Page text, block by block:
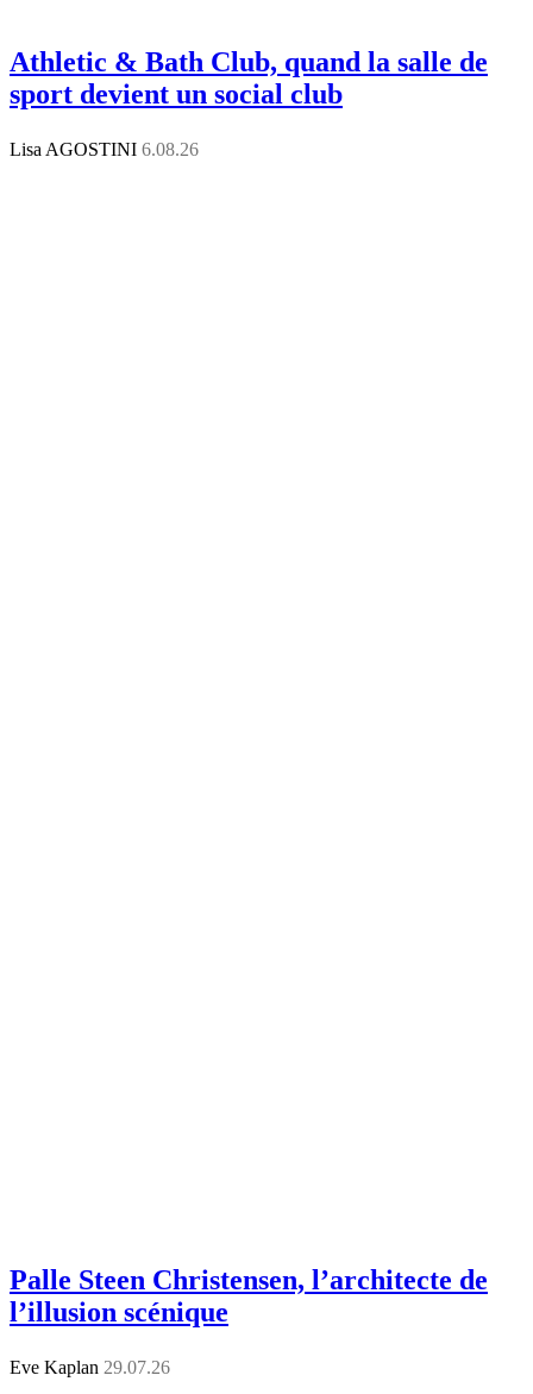
Athletic & Bath Club, quand la salle de
sport devient un social club
Lisa AGOSTINI 6.08.26
Palle Steen Christensen, l’architecte de
l’illusion scénique
Eve Kaplan 29.07.26